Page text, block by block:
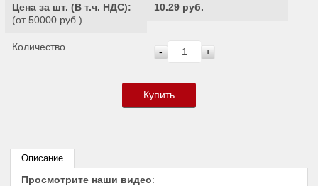
Цена за шт. (В т.ч. НДС):
(от 50000 руб.)
10.29 руб.
Количество - +
Купить
Описание
Просмотрите наши видео: